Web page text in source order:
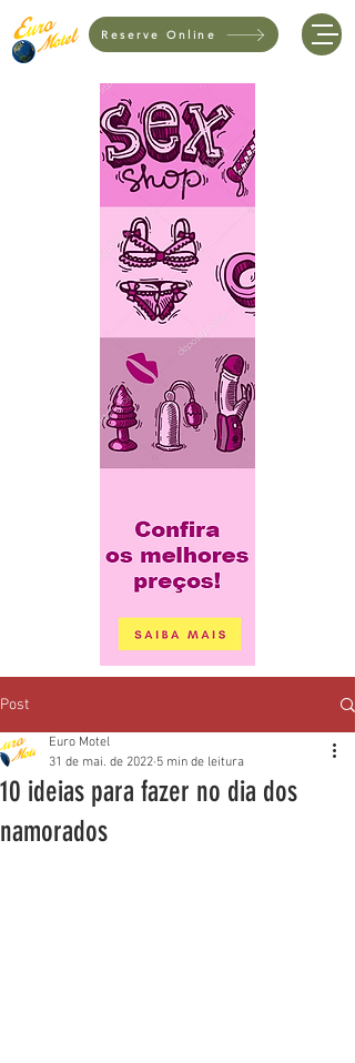
Reserve Online
Post
10 ideias para fazer no dia dos
namorados
Euro Motel
31 de mai. de 2022 5 min de leitura